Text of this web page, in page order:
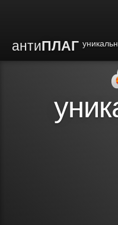
антиПЛАГ
Преимущества